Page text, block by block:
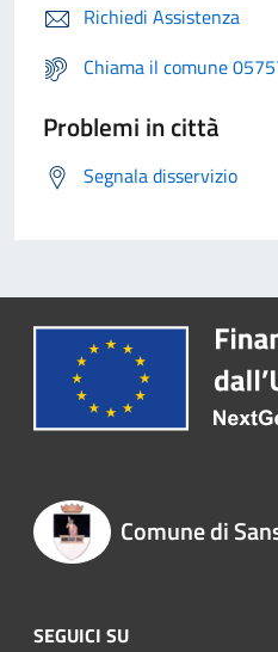
Richiedi Assistenza
Chiama il comune
Problemi in città
Segnala disservizio
Comune di
SEGUICI SU